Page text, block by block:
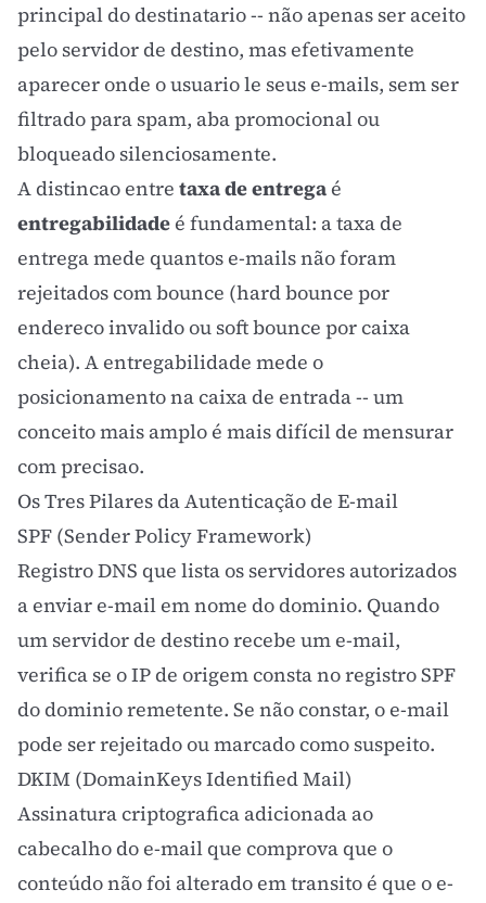
principal do destinatario -- não apenas ser aceito
pelo servidor de destino, mas efetivamente
aparecer onde o usuario le seus e-mails, sem ser
filtrado para spam, aba promocional ou
bloqueado silenciosamente.
A distincao entre taxa de entregaé
entregabilidadeé fundamental: a taxa de
entrega mede quantos e-mails não foram
rejeitados com bounce (hard bounce por
endereco invalido ou soft bounce por caixa
cheia). A entregabilidade mede o
posicionamento na caixa de entrada -- um
conceito mais amplo é mais difícil de mensurar
com precisao.
Os Tres Pilares da Autenticação de E-mail
SPF (Sender Policy Framework)
Registro DNS que lista os servidores autorizados
a enviar e-mail em nome do dominio. Quando
um servidor de destino recebe um e-mail,
verifica se o IP de origem consta no registro SPF
do dominio remetente. Se não constar, o e-mail
pode ser rejeitado ou marcado como suspeito.
DKIM (DomainKeys Identified Mail)
Assinatura criptografica adicionada ao
cabecalho do e-mail que comprova que o
conteúdo não foi alterado em transito é que o e-